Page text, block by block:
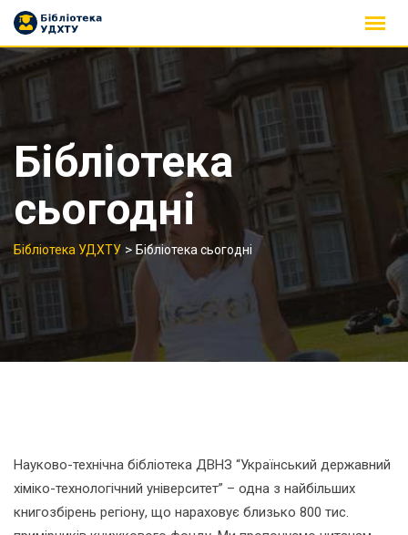
Skip
content
Бібліотека
сьогодні
Бібліотека УДХТУ > Бібліотека сьогодні
Науково-технічна бібліотека ДВНЗ “Український державний
хіміко-технологічний університет” – одна з найбільших
книгозбірень регіону, що нараховує близько 800 тис.